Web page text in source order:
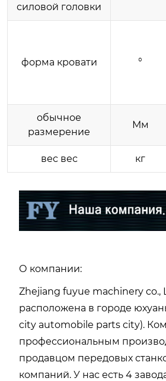
силовой головки
форма кровати °
обычное
размерение
Мм
вес вес кг
О компании:
Zhejiang fuyue machinery co.,
расположена в городе
city automobile parts city).
профессиональным
продавцом передовых
компаний. У нас есть 4